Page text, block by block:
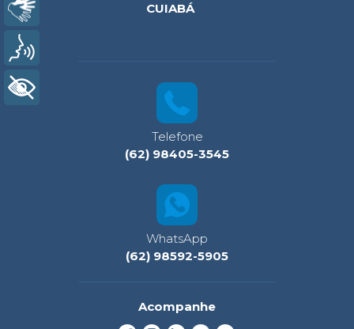
CUIABÁ
Telefone
(62) 98405-3545
WhatsApp
(62) 98592-5905
Acompanhe